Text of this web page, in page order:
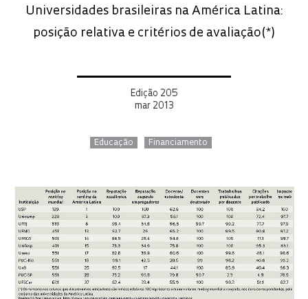
Universidades brasileiras na América Latina:
posição relativa e critérios de avaliação(*)
Edição 205
mar 2013
Educação Financiamento